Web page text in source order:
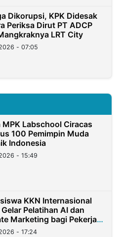
Dikorupsi, KPK Didesak
Periksa Dirut PT ADCP
LRT City
- 07:05
MPK Labschool Ciracas
100 Pemimpin Muda
Indonesia
- 15:49
KKN Internasional
Pelatihan AI dan
Marketing bagi Pekerja
Indonesia di Taiwan
- 17:24